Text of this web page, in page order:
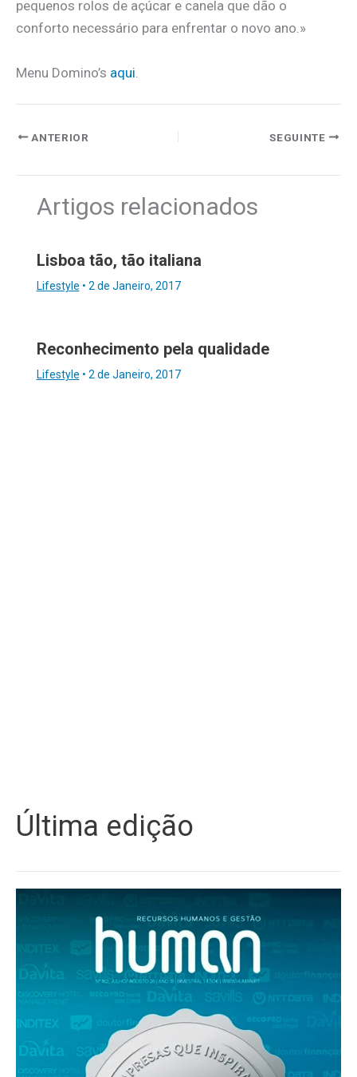
pequenos rolos de açúcar e canela que dão o
conforto necessário para enfrentar o novo ano.»
Menu Domino’s aqui
ANTERIOR SEGUINTE
Artigos relacionados
Lisboa tão, tão italiana
Lifestyle • 2 de Janeiro, 2017
Reconhecimento pela qualidade
Lifestyle • 2 de Janeiro, 2017
Última edição